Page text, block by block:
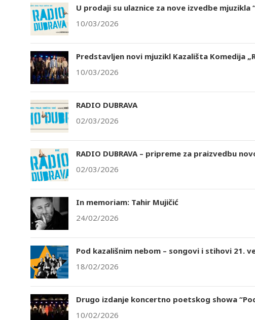
U prodaji su ulaznice za nove izvedbe mjuzikla
10/03/2026
Predstavljen novi mjuzikl Kazališta Komedija
10/03/2026
RADIO DUBRAVA
02/03/2026
RADIO DUBRAVA – pripreme za praizvedbu
02/03/2026
In memoriam: Tahir Mujičić
24/02/2026
Pod kazališnim nebom – songovi i stihovi 21.
18/02/2026
Drugo izdanje koncertno poetskog showa
10/02/2026